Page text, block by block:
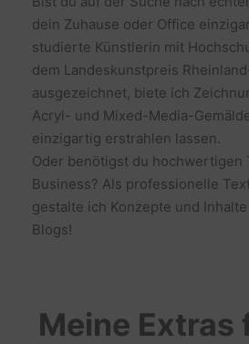
dein Zuhause oder Office
studierte Künstlerin mit
dem Landeskunstpreis
ausgezeichnet, biete ich
Acryl- und Mixed-Media-
einzigartig erstrahlen lassen.
Oder benötigst du hochwertigen
Business? Als professionelle
gestalte ich Konzepte und
Blogs!
Meine Extras